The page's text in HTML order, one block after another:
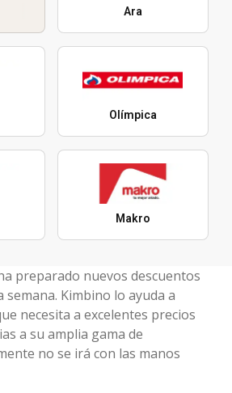
Ara
Olímpica
Makro
preparado nuevos descuentos
Kimbino lo ayuda a
necesita a excelentes precios
a su amplia gama de
no se irá con las manos